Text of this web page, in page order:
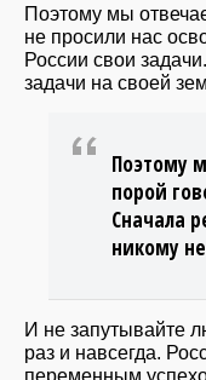
Поэтому мы
не просили нас
России свои
задачи на своей
Поэтому
порой
Сначала
никому
И не запутывайте
раз и навсегда.
переменным